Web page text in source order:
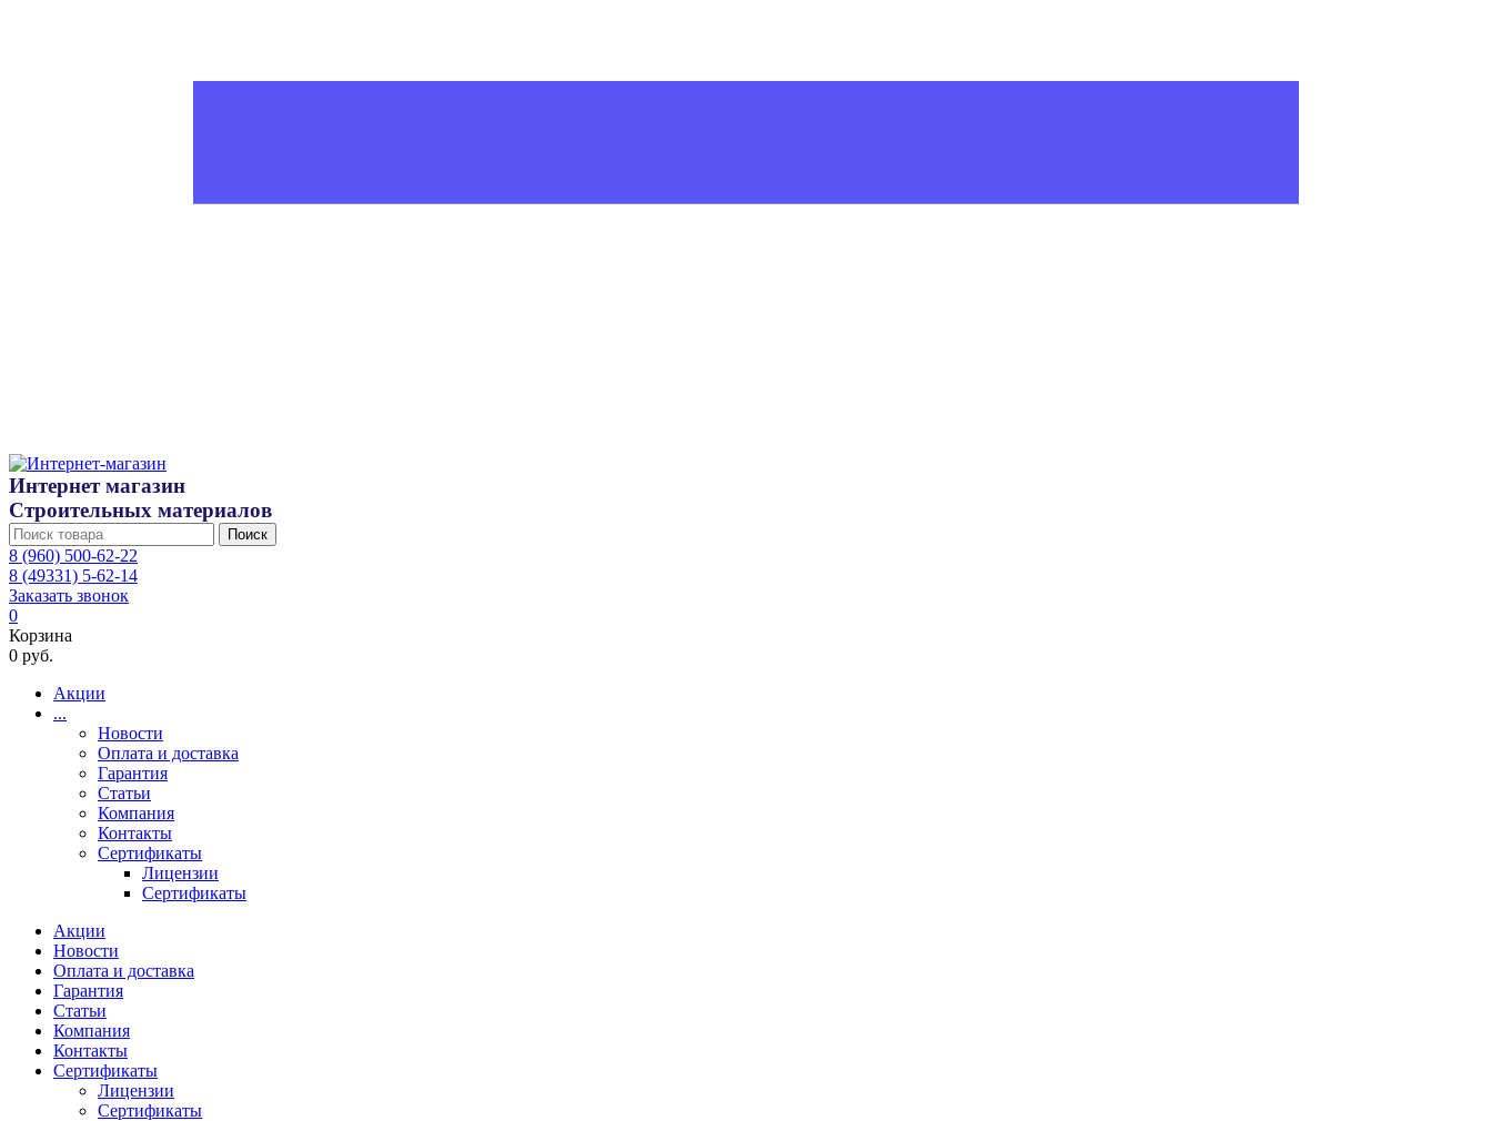
Интернет магазин
Строительных материалов
Поиск
8 (960) 500-62-22
8 (49331) 5-62-14
Заказать звонок
0
Корзина
0 руб.
Акции
...
Новости
Оплата и доставка
Гарантия
Статьи
Компания
Контакты
Сертификаты
Лицензии
Сертификаты
Акции
Новости
Оплата и доставка
Гарантия
Статьи
Компания
Контакты
Сертификаты
Лицензии
Сертификаты